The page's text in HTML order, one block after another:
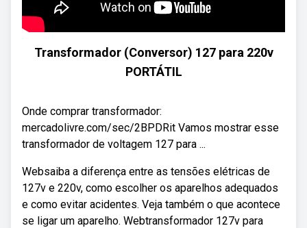
Transformador (Conversor) 127 para 220v
PORTÁTIL
Onde comprar transformador:
mercadolivre.com/sec/2BPDRit Vamos mostrar esse
transformador de voltagem 127 para ...
Websaiba a diferença entre as tensões elétricas de
127v e 220v, como escolher os aparelhos adequados
e como evitar acidentes. Veja também o que acontece
se ligar um aparelho. Webtransformador 127v para